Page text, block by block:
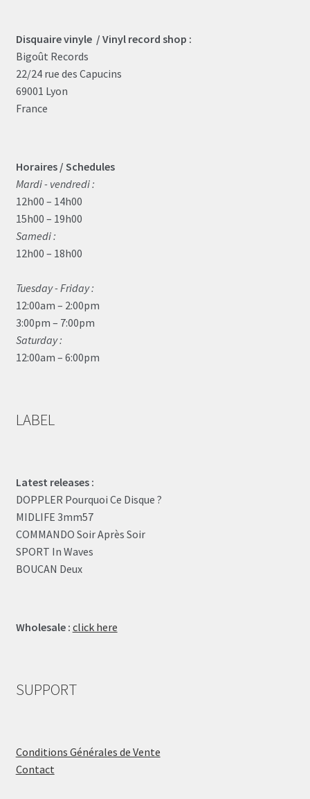
Disquaire vinyle / Vinyl record shop :
Bigoût Records
22/24 rue des Capucins
69001 Lyon
France
Horaires / Schedules
Mardi - vendredi :
12h00 – 14h00
15h00 – 19h00
Samedi :
12h00 – 18h00
Tuesday - Friday :
12:00am – 2:00pm
3:00pm – 7:00pm
Saturday :
12:00am – 6:00pm
LABEL
Latest releases :
DOPPLER Pourquoi Ce Disque ?
MIDLIFE 3mm57
COMMANDO Soir Après Soir
SPORT In Waves
BOUCAN Deux
Wholesale : click here
SUPPORT
Conditions Générales de Vente
Contact